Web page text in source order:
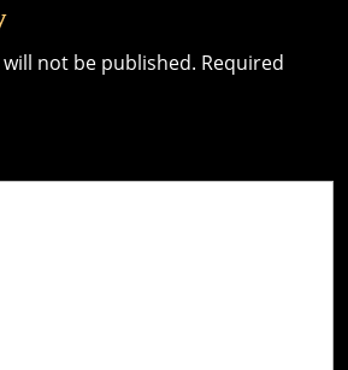
not be published. Required